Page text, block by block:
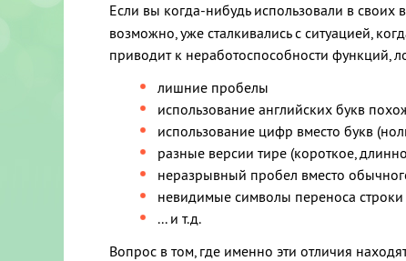
Если вы когда-нибудь использовали в своих
возможно, уже сталкивались с ситуацией,
приводит к неработоспособности функций,
лишние пробелы
использование английских букв
использование цифр вместо букв
разные версии тире (короткое,
неразрывный пробел вместо
невидимые символы переноса строки
... и т.д.
Вопрос в том, где именно эти отличия